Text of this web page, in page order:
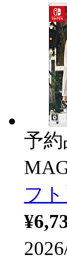
予約
フト